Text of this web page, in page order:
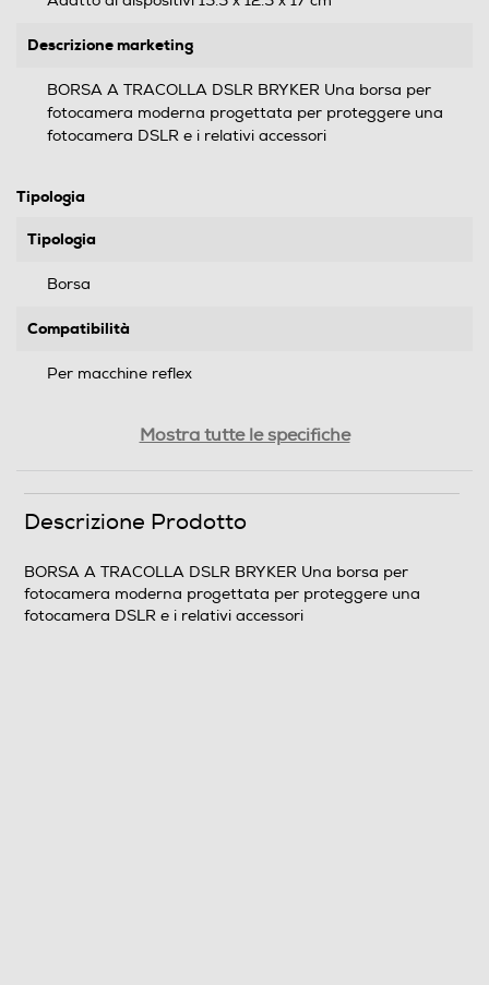
Descrizione marketing
BORSA A TRACOLLA DSLR BRYKER Una borsa per
fotocamera moderna progettata per proteggere una
fotocamera DSLR e i relativi accessori
Tipologia
Tipologia
Borsa
Compatibilità
Per macchine reflex
Dettagli strutturali
Più materiali
Descrizione materiale
Esterno resistente in poliestere 1680D
Mostra tutte le specifiche
Descrizione Prodotto
BORSA A TRACOLLA DSLR BRYKER Una borsa per
fotocamera moderna progettata per proteggere una
fotocamera DSLR e i relativi accessori